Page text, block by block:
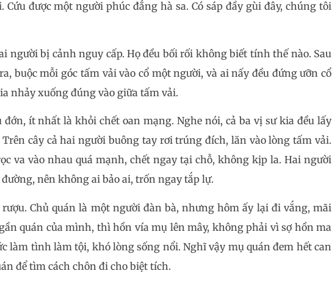
được một người phúc đẳng hà sa. Có sáp đầy gùi đây, chúng tôi
người bị cảnh nguy cấp. Họ đều bối rối không biết tính thế nào. Sau
buộc mỗi góc tấm vải vào cổ một người, và ai nấy đều đứng ưỡn cổ
nhảy xuống đúng vào giữa tấm vải.
ít nhất là khỏi chết oan mạng. Nghe nói, cả ba vị sư kia đều lấy
cây cả hai người buông tay rơi trúng đích, lăn vào lòng tấm vải.
va vào nhau quá mạnh, chết ngay tại chỗ, không kịp la. Hai người
nên không ai bảo ai, trốn ngay tắp lự.
Chủ quán là một người đàn bà, nhưng hôm ấy lại đi vắng, mãi
quán của mình, thì hồn vía mụ lên mây, không phải vì sợ hồn ma
làm tình làm tội, khó lòng sống nổi. Nghĩ vậy mụ quán đem hết can
để tìm cách chôn đi cho biệt tích.